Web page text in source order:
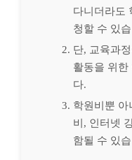
다니더라도
청할 수 있
단, 교육과
활동을 위한
다.
학원비뿐 아
비, 인터넷
함될 수 있